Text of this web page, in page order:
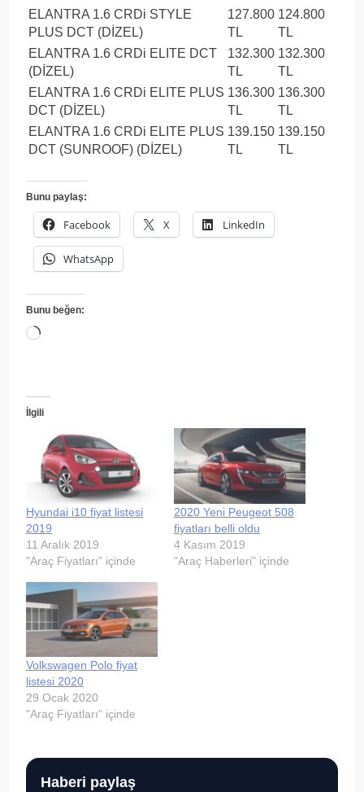
ELANTRA 1.6 CRDi STYLE
PLUS DCT (DİZEL)
127.800
TL
124.800
TL
ELANTRA 1.6 CRDi ELITE DCT
(DİZEL)
132.300
TL
132.300
TL
ELANTRA 1.6 CRDi ELITE PLUS
DCT (DİZEL)
136.300
TL
136.300
TL
ELANTRA 1.6 CRDi ELITE PLUS
DCT (SUNROOF) (DİZEL)
139.150
TL
139.150
TL
Bunu paylaş:
Facebook X LinkedIn
WhatsApp
Bunu beğen:
Yükleniyor...
İlgili
Hyundai i10 fiyat listesi
2019
11 Aralık 2019
"Araç Fiyatları" içinde
2020 Yeni Peugeot 508
fiyatları belli oldu
4 Kasım 2019
"Araç Haberleri" içinde
Volkswagen Polo fiyat
listesi 2020
29 Ocak 2020
"Araç Fiyatları" içinde
Haberi paylaş